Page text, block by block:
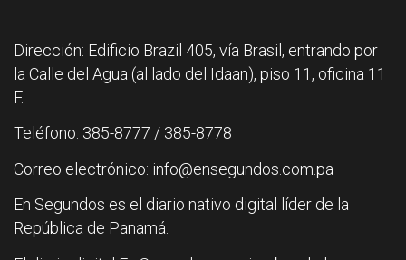
Dirección: Edificio Brazil 405, vía Brasil, entrando por
la Calle del Agua (al lado del Idaan), piso 11, oficina 11
F.
Teléfono: 385-8777 / 385-8778
Correo electrónico: info@ensegundos.com.pa
En Segundos es el diario nativo digital líder de la
República de Panamá.